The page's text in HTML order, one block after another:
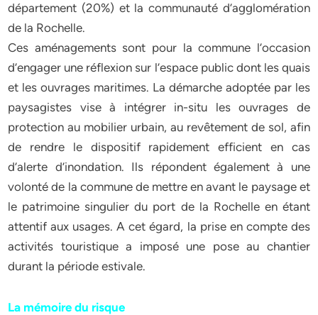
département (20%) et la communauté d’agglomération
de la Rochelle.
Ces aménagements sont pour la commune l’occasion
d’engager une réflexion sur l’espace public dont les quais
et les ouvrages maritimes. La démarche adoptée par les
paysagistes vise à intégrer in-situ les ouvrages de
protection au mobilier urbain, au revêtement de sol, afin
de rendre le dispositif rapidement efficient en cas
d’alerte d’inondation. Ils répondent également à une
volonté de la commune de mettre en avant le paysage et
le patrimoine singulier du port de la Rochelle en étant
attentif aux usages. A cet égard, la prise en compte des
activités touristique a imposé une pose au chantier
durant la période estivale.
La mémoire du risque